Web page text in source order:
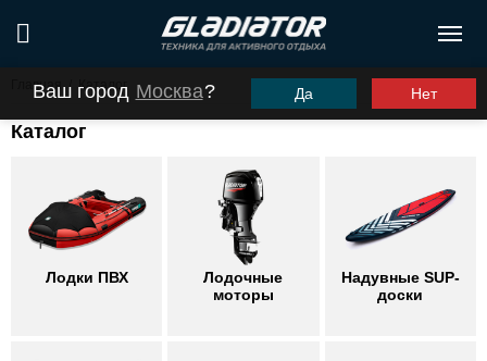
Ваш город Москва? Да Нет
Главная / Каталог
Каталог
Лодки ПВХ
Лодочные
моторы
Надувные SUP-
доски